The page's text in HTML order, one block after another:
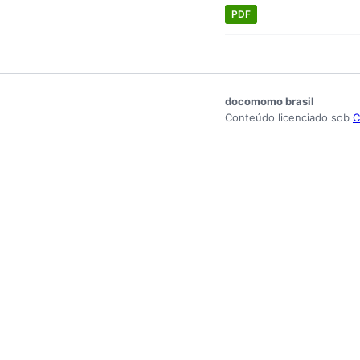
PDF
docomomo brasil
Conteúdo licenciado sob